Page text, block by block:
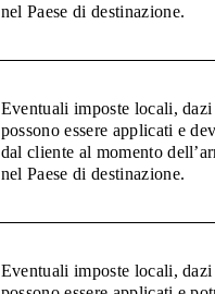
nel Paese di destinazione.
Eventuali imposte locali,
possono essere applicati e
dal cliente al momento
nel Paese di destinazione.
Eventuali imposte locali,